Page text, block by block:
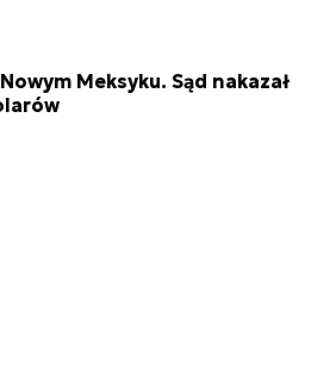
Meksyku. Sąd nakazał